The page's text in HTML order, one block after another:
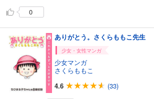
0
ありがとう。さくらももこ先生
少女・女性マンガ
少女マンガ
さくらももこ
4.6
(33)